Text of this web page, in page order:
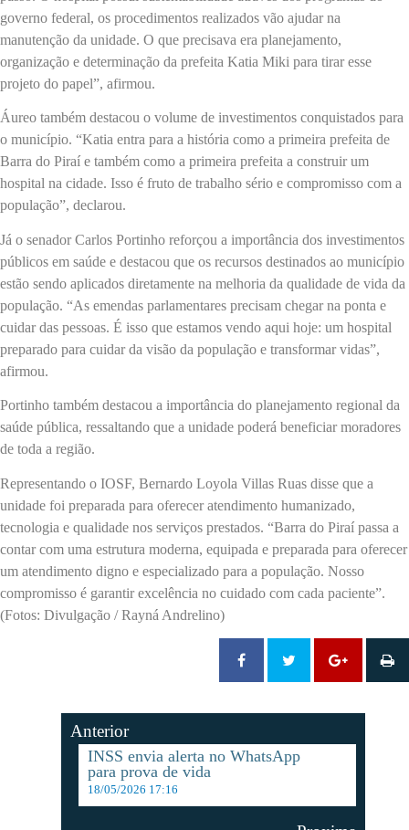
governo federal, os procedimentos realizados vão ajudar na
manutenção da unidade. O que precisava era planejamento,
organização e determinação da prefeita Katia Miki para tirar esse
projeto do papel”, afirmou.
Áureo também destacou o volume de investimentos conquistados para
o município. “Katia entra para a história como a primeira prefeita de
Barra do Piraí e também como a primeira prefeita a construir um
hospital na cidade. Isso é fruto de trabalho sério e compromisso com a
população”, declarou.
Já o senador Carlos Portinho reforçou a importância dos investimentos
públicos em saúde e destacou que os recursos destinados ao município
estão sendo aplicados diretamente na melhoria da qualidade de vida da
população. “As emendas parlamentares precisam chegar na ponta e
cuidar das pessoas. É isso que estamos vendo aqui hoje: um hospital
preparado para cuidar da visão da população e transformar vidas”,
afirmou.
Portinho também destacou a importância do planejamento regional da
saúde pública, ressaltando que a unidade poderá beneficiar moradores
de toda a região.
Representando o IOSF, Bernardo Loyola Villas Ruas disse que a
unidade foi preparada para oferecer atendimento humanizado,
tecnologia e qualidade nos serviços prestados. “Barra do Piraí passa a
contar com uma estrutura moderna, equipada e preparada para oferecer
um atendimento digno e especializado para a população. Nosso
compromisso é garantir excelência no cuidado com cada paciente”.
(Fotos: Divulgação / Rayná Andrelino)
Anterior
INSS envia alerta no WhatsApp
para prova de vida
18/05/2026 17:16